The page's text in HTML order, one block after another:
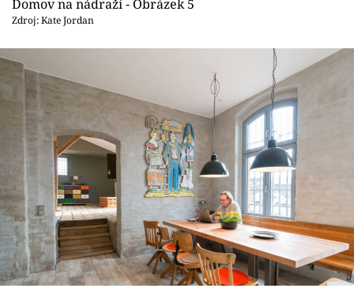
Domov na nádraží - Obrázek 5
Zdroj: Kate Jordan